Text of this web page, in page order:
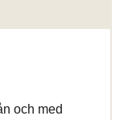
och med